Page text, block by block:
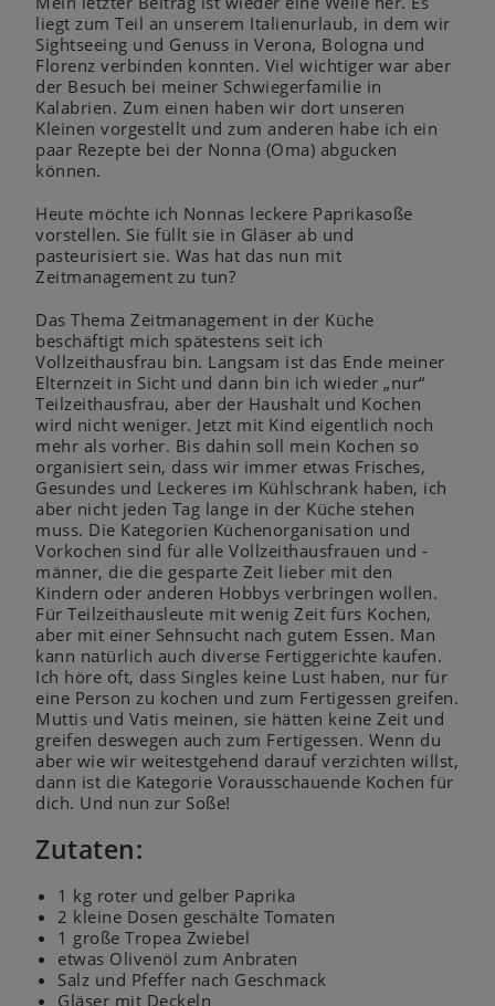
liegt zum Teil an unserem Italienurlaub, in dem wir
Sightseeing und Genuss in Verona, Bologna und
Florenz verbinden konnten. Viel wichtiger war aber
der Besuch bei meiner Schwiegerfamilie in
Kalabrien. Zum einen haben wir dort unseren
Kleinen vorgestellt und zum anderen habe ich ein
paar Rezepte bei der Nonna (Oma) abgucken
können.
Heute möchte ich Nonnas leckere Paprikasoße
vorstellen. Sie füllt sie in Gläser ab und
pasteurisiert sie. Was hat das nun mit
Zeitmanagement zu tun?
Das Thema Zeitmanagement in der Küche
beschäftigt mich spätestens seit ich
Vollzeithausfrau bin. Langsam ist das Ende meiner
Elternzeit in Sicht und dann bin ich wieder „nur“
Teilzeithausfrau, aber der Haushalt und Kochen
wird nicht weniger. Jetzt mit Kind eigentlich noch
mehr als vorher. Bis dahin soll mein Kochen so
organisiert sein, dass wir immer etwas Frisches,
Gesundes und Leckeres im Kühlschrank haben, ich
aber nicht jeden Tag lange in der Küche stehen
muss. Die Kategorien Küchenorganisation und
Vorkochen sind für alle Vollzeithausfrauen und -
männer, die die gesparte Zeit lieber mit den
Kindern oder anderen Hobbys verbringen wollen.
Für Teilzeithausleute mit wenig Zeit fürs Kochen,
aber mit einer Sehnsucht nach gutem Essen. Man
kann natürlich auch diverse Fertiggerichte kaufen.
Ich höre oft, dass Singles keine Lust haben, nur für
eine Person zu kochen und zum Fertigessen greifen.
Muttis und Vatis meinen, sie hätten keine Zeit und
greifen deswegen auch zum Fertigessen. Wenn du
aber wie wir weitestgehend darauf verzichten willst,
dann ist die Kategorie Vorausschauende Kochen für
dich. Und nun zur Soße!
Zutaten:
1 kg roter und gelber Paprika
2 kleine Dosen geschälte Tomaten
1 große Tropea Zwiebel
etwas Olivenöl zum Anbraten
Salz und Pfeffer nach Geschmack
Gläser mit Deckeln